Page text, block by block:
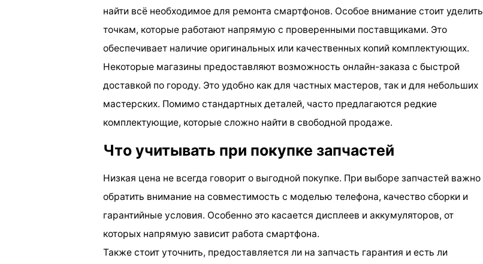
найти всё необходимое для ремонта смартфонов. Особое внимание стоит уделить
точкам, которые работают напрямую с проверенными поставщиками. Это
обеспечивает наличие оригинальных или качественных копий комплектующих.
Некоторые магазины предоставляют возможность онлайн-заказа с быстрой
доставкой по городу. Это удобно как для частных мастеров, так и для небольших
мастерских. Помимо стандартных деталей, часто предлагаются редкие
комплектующие, которые сложно найти в свободной продаже.
Что учитывать при покупке запчастей
Низкая цена не всегда говорит о выгодной покупке. При выборе запчастей важно
обратить внимание на совместимость с моделью телефона, качество сборки и
гарантийные условия. Особенно это касается дисплеев и аккумуляторов, от
которых напрямую зависит работа смартфона.
Также стоит уточнить, предоставляется ли на запчасть гарантия и есть ли